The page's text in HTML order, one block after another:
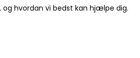
hvordan vi bedst kan hjælpe dig.